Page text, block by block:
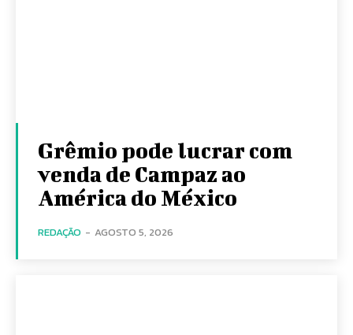
Grêmio pode lucrar com
venda de Campaz ao
América do México
REDAÇÃO - AGOSTO 5, 2026